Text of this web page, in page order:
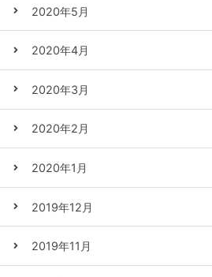
2020年5月
2020年4月
2020年3月
2020年2月
2020年1月
2019年12月
2019年11月